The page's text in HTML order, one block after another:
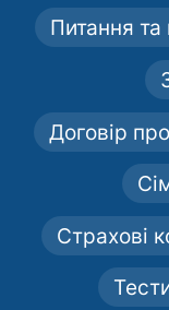
Питання та
Договір
Страхові